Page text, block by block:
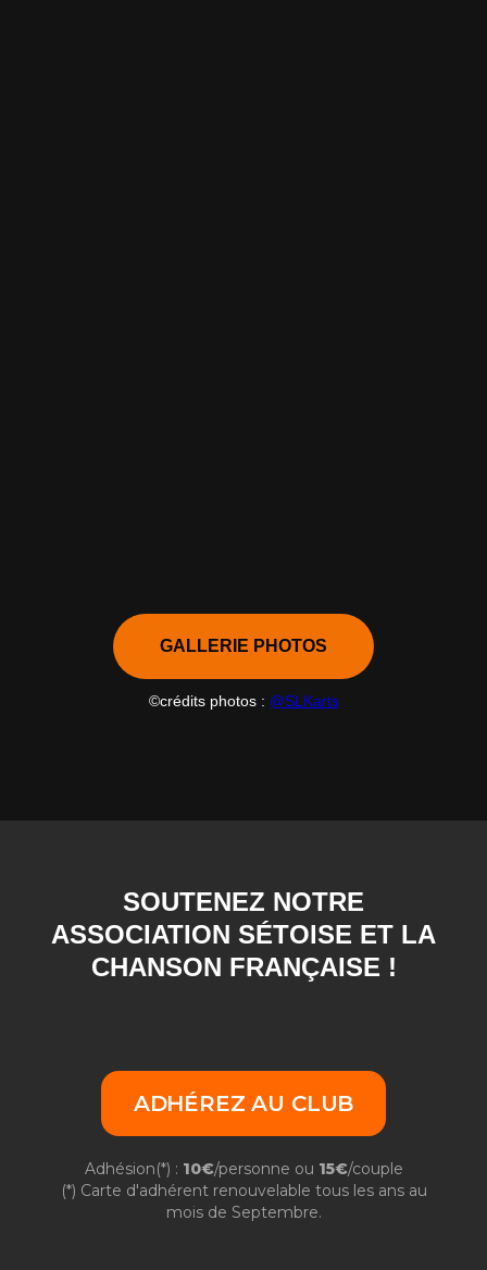
GALLERIE PHOTOS
©crédits photos : @SLKarts
SOUTENEZ NOTRE
ASSOCIATION SÉTOISE ET LA
CHANSON FRANÇAISE !
ADHÉREZ AU CLUB
Adhésion(*) : 10€/personne ou 15€/couple
(*) Carte d'adhérent renouvelable tous les ans au
mois de Septembre.